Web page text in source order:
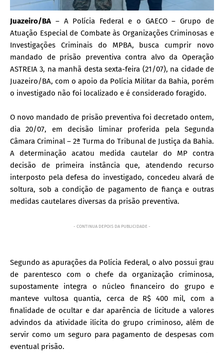
Juazeiro/BA – A Polícia Federal e o GAECO – Grupo de
Atuação Especial de Combate às Organizações Criminosas e
Investigações Criminais do MPBA, busca cumprir novo
mandado de prisão preventiva contra alvo da Operação
ASTREIA 3, na manhã desta sexta-feira (21/07), na cidade de
Juazeiro/BA, com o apoio da Polícia Militar da Bahia, porém
o investigado não foi localizado e é considerado foragido.
O novo mandado de prisão preventiva foi decretado ontem,
dia 20/07, em decisão liminar proferida pela Segunda
Câmara Criminal – 2ª Turma do Tribunal de Justiça da Bahia.
A determinação acatou medida cautelar do MP contra
decisão de primeira instância que, atendendo recurso
interposto pela defesa do investigado, concedeu alvará de
soltura, sob a condição de pagamento de fiança e outras
medidas cautelares diversas da prisão preventiva.
- CONTINUA DEPOIS DA PUBLICIDADE -
Segundo as apurações da Polícia Federal, o alvo possui grau
de parentesco com o chefe da organização criminosa,
supostamente integra o núcleo financeiro do grupo e
manteve vultosa quantia, cerca de R$ 400 mil, com a
finalidade de ocultar e dar aparência de licitude a valores
advindos da atividade ilícita do grupo criminoso, além de
servir como um seguro para pagamento de despesas com
eventual prisão.